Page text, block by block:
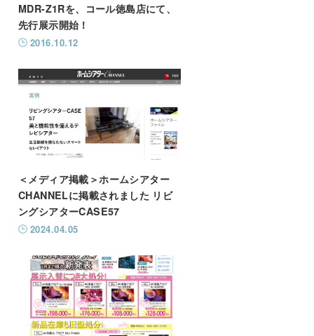
MDR-Z1Rを、コール徳島店にて、
先行展示開始！
2016.10.12
＜メディア掲載＞ホームシアター
CHANNELに掲載されました リビ
ングシアターCASE57
2024.04.05